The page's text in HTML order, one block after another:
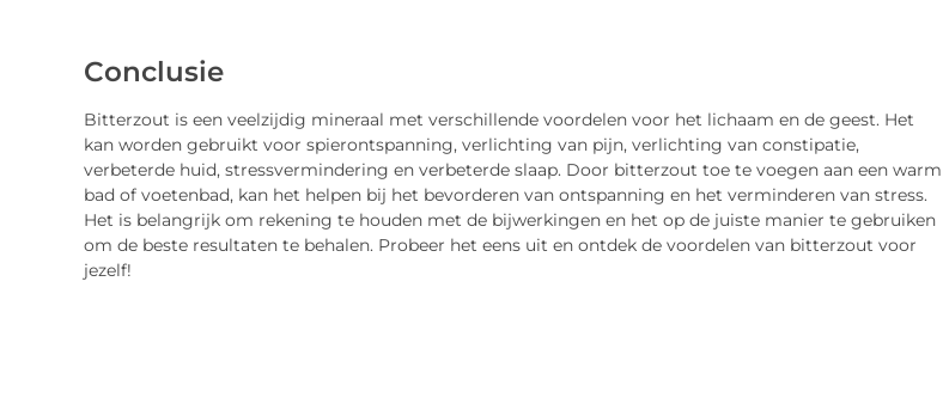
Conclusie
Bitterzout is een veelzijdig mineraal met verschillende voordelen voor het lichaam en de geest. Het
kan worden gebruikt voor spierontspanning, verlichting van pijn, verlichting van constipatie,
verbeterde huid, stressvermindering en verbeterde slaap. Door bitterzout toe te voegen aan een warm
bad of voetenbad, kan het helpen bij het bevorderen van ontspanning en het verminderen van stress.
Het is belangrijk om rekening te houden met de bijwerkingen en het op de juiste manier te gebruiken
om de beste resultaten te behalen. Probeer het eens uit en ontdek de voordelen van bitterzout voor
jezelf!